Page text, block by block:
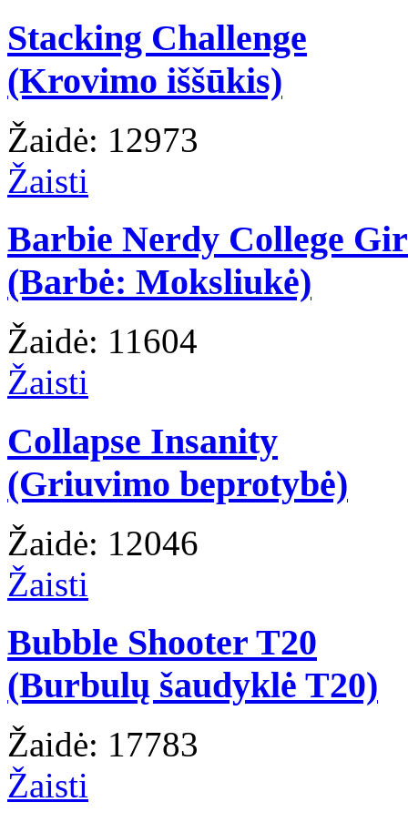
Stacking Challenge
(Krovimo iššūkis)
Žaidė: 12973
Žaisti
Barbie Nerdy College
(Barbė: Moksliukė)
Žaidė: 11604
Žaisti
Collapse Insanity
(Griuvimo beprotybė)
Žaidė: 12046
Žaisti
Bubble Shooter T20
(Burbulų šaudyklė T20)
Žaidė: 17783
Žaisti